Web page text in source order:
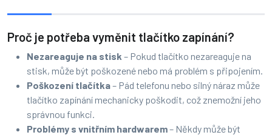
Proč je potřeba vyměnit tlačítko zapínání?
Nezareaguje na stisk – Pokud tlačítko nezareaguje na
stisk, může být poškozené nebo má problém s připojením.
Poškození tlačítka– Pád telefonu nebo silný náraz může
tlačítko zapínání mechanicky poškodit, což znemožní jeho
správnou funkci.
Problémy s vnitřním hardwarem– Někdy může být